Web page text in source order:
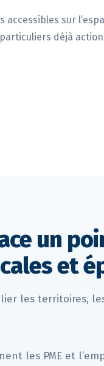
accessibles sur
déjà
un
et
les territoires,
les PME et